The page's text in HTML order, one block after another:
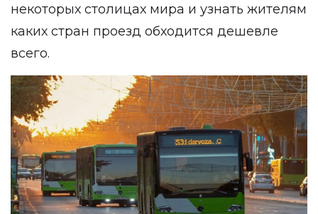
некоторых столицах мира и узнать жителям
каких стран проезд обходится дешевле
всего.